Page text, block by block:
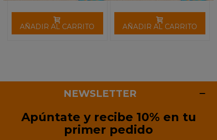
AÑADIR AL CARRITO AÑADIR AL CARRITO
NEWSLETTER
Apúntate y recibe 10% en tu
primer pedido